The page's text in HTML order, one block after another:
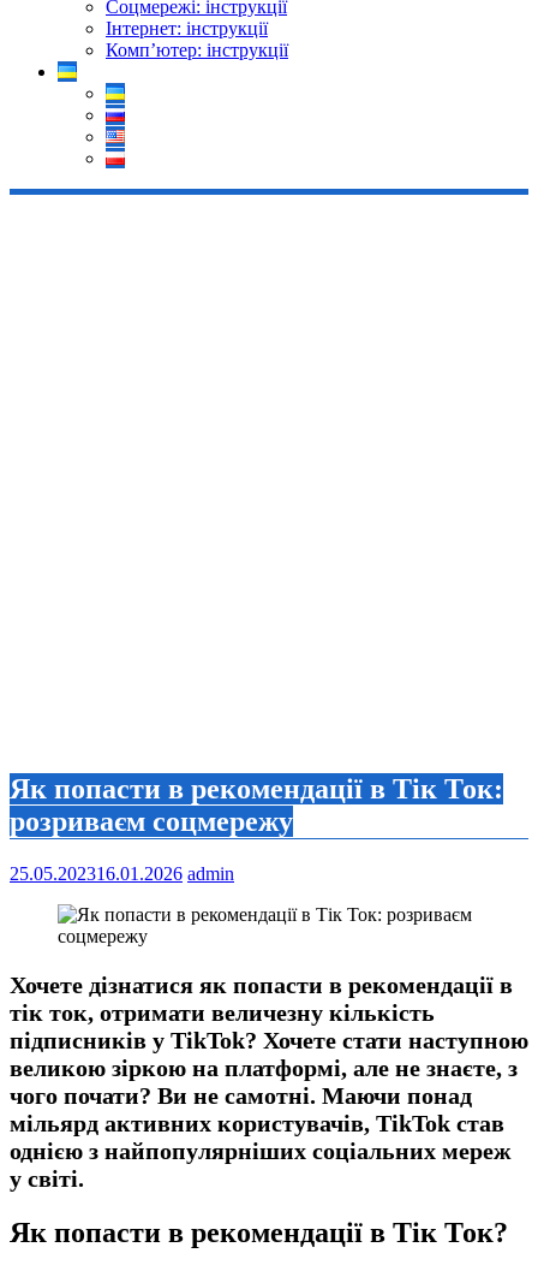
Соцмережі: інструкції
Інтернет: інструкції
Комп’ютер: інструкції
Як попасти в рекомендації в Тік Ток:
розриваєм соцмережу
25.05.202316.01.2026 admin
Хочете дізнатися як попасти в рекомендації в
тік ток, отримати величезну кількість
підписників у TikTok? Хочете стати наступною
великою зіркою на платформі, але не знаєте, з
чого почати? Ви не самотні. Маючи понад
мільярд активних користувачів, TikTok став
однією з найпопулярніших соціальних мереж
у світі.
Як попасти в рекомендації в Тік Ток?